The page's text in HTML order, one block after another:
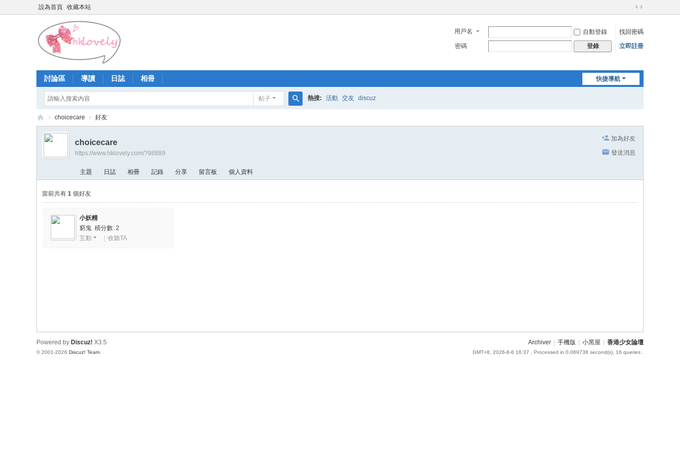
設為首頁 收藏本站
切
到
寬
用戶名 自動登錄
找回密碼
密碼
登錄 立即註冊
快捷導航
討論區 導讀 日誌 相冊
帖子
索
熱搜: 活動 交友 discuz
香
少
論
壇
› choicecare › 好友
加為好友
發送消息
choicecare
https://www.hklovely.com/?98889
主題 日誌 相冊 記錄 分享 留言板 個人資料
當前共有 1 個好友
小妖精
窮鬼 積分數: 2
互動
收聽TA
Archiver 手機版 小黑屋 香港少女論壇
GMT+8, 2026-8-6 16:37 , Processed in 0.069738 second(s), 16 queries .
Powered by Discuz! X3.5
© 2001-2026 Discuz! Team